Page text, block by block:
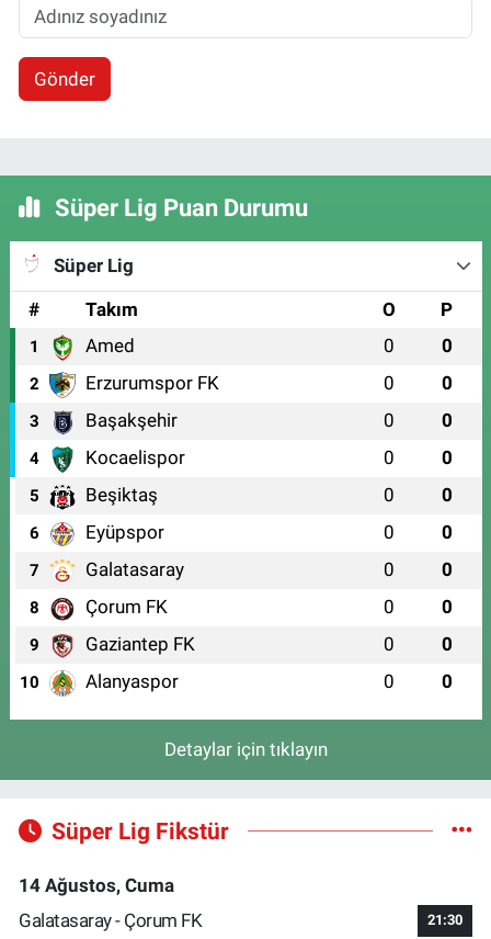
Gönder
Süper Lig Puan Durumu
Süper Lig
#
Takım O P
1 Amed 0 0
2 Erzurumspor FK 0 0
3 Başakşehir 0 0
4 Kocaelispor 0 0
5 Beşiktaş 0 0
6 Eyüpspor 0 0
7 Galatasaray 0 0
8 Çorum FK 0 0
9 Gaziantep FK 0 0
10 Alanyaspor 0 0
Detaylar için tıklayın
Süper Lig Fikstür
14 Ağustos, Cuma
Galatasaray - Çorum FK
21:30